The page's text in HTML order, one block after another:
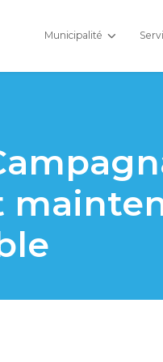
Municipalité